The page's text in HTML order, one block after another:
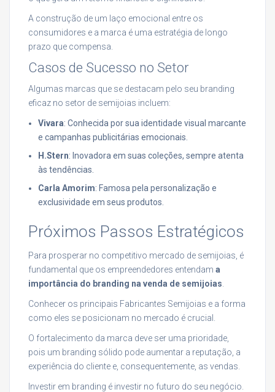
A construção de um laço emocional entre os
consumidores e a marca é uma estratégia de longo
prazo que compensa.
Casos de Sucesso no Setor
Algumas marcas que se destacam pelo seu branding
eficaz no setor de semijoias incluem:
Vivara: Conhecida por sua identidade visual marcante
e campanhas publicitárias emocionais.
H.Stern: Inovadora em suas coleções, sempre atenta
às tendências.
Carla Amorim: Famosa pela personalização e
exclusividade em seus produtos.
Próximos Passos Estratégicos
Para prosperar no competitivo mercado de semijoias, é
fundamental que os empreendedores entendam a
importância do branding na venda de semijoias
Conhecer os principais Fabricantes Semijoias e a forma
como eles se posicionam no mercado é crucial.
O fortalecimento da marca deve ser uma prioridade,
pois um branding sólido pode aumentar a reputação, a
experiência do cliente e, consequentemente, as vendas.
Investir em branding é investir no futuro do seu negócio.